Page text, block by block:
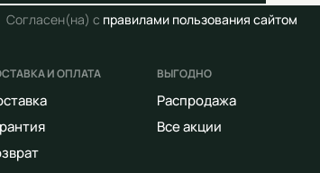
Согласен(на) с правилами пользования сайтом
И ОПЛАТА ВЫГОДНО
Распродажа
Все акции